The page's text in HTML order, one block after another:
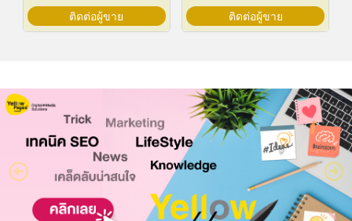
ติดต่อผู้ขาย ติดต่อผู้ขาย